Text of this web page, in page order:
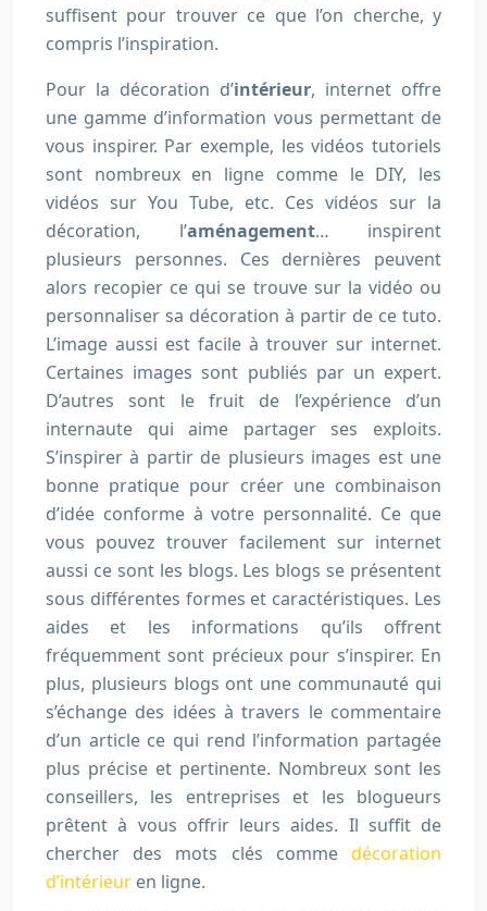
suffisent pour trouver ce que l’on cherche, y
compris l’inspiration.
Pour la décoration d’intérieur, internet offre
une gamme d’information vous permettant de
vous inspirer. Par exemple, les vidéos tutoriels
sont nombreux en ligne comme le DIY, les
vidéos sur You Tube, etc. Ces vidéos sur la
décoration, l’aménagement… inspirent
plusieurs personnes. Ces dernières peuvent
alors recopier ce qui se trouve sur la vidéo ou
personnaliser sa décoration à partir de ce tuto.
L’image aussi est facile à trouver sur internet.
Certaines images sont publiés par un expert.
D’autres sont le fruit de l’expérience d’un
internaute qui aime partager ses exploits.
S’inspirer à partir de plusieurs images est une
bonne pratique pour créer une combinaison
d’idée conforme à votre personnalité. Ce que
vous pouvez trouver facilement sur internet
aussi ce sont les blogs. Les blogs se présentent
sous différentes formes et caractéristiques. Les
aides et les informations qu’ils offrent
fréquemment sont précieux pour s’inspirer. En
plus, plusieurs blogs ont une communauté qui
s’échange des idées à travers le commentaire
d’un article ce qui rend l’information partagée
plus précise et pertinente. Nombreux sont les
conseillers, les entreprises et les blogueurs
prêtent à vous offrir leurs aides. Il suffit de
chercher des mots clés comme décoration
d’intérieur en ligne.